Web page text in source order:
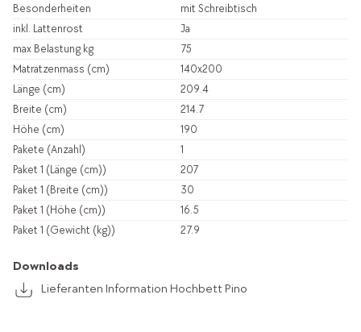
Besonderheiten
mit Schreibtisch
inkl. Lattenrost
Ja
max Belastung kg
75
Matratzenmass (cm)
140x200
Länge (cm)
209.4
Breite (cm)
214.7
Höhe (cm)
190
Pakete (Anzahl)
1
Paket 1 (Länge (cm))
207
Paket 1 (Breite (cm))
30
Paket 1 (Höhe (cm))
16.5
Paket 1 (Gewicht (kg))
27.9
Downloads
Lieferanten Information Hochbett Pino